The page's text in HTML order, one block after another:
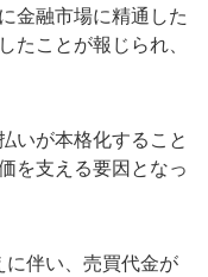
金融市場に精通した
たことが報じられ、
いが本格化すること
を支える要因となっ
伴い、売買代金が